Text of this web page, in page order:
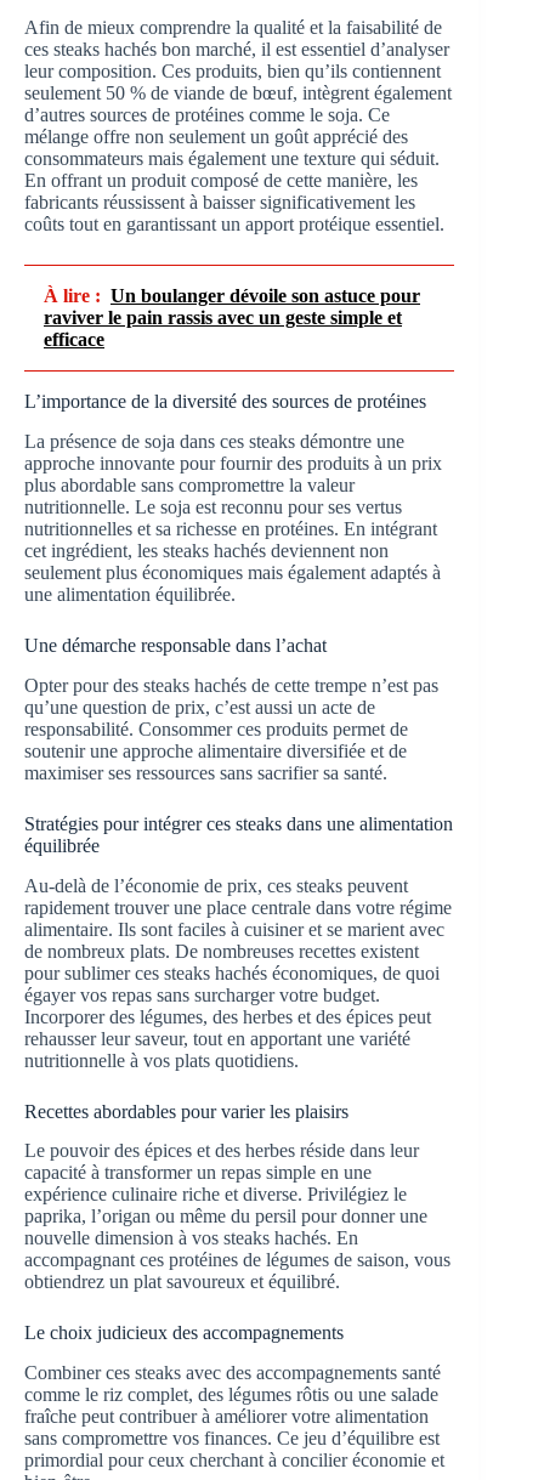
Afin de mieux comprendre la qualité et la faisabilité de
ces steaks hachés bon marché, il est essentiel d’analyser
leur composition. Ces produits, bien qu’ils contiennent
seulement 50 % de viande de bœuf, intègrent également
d’autres sources de protéines comme le soja. Ce
mélange offre non seulement un goût apprécié des
consommateurs mais également une texture qui séduit.
En offrant un produit composé de cette manière, les
fabricants réussissent à baisser significativement les
coûts tout en garantissant un apport protéique essentiel.
À lire : Un boulanger dévoile son astuce pour
raviver le pain rassis avec un geste simple et
efficace
L’importance de la diversité des sources de protéines
La présence de soja dans ces steaks démontre une
approche innovante pour fournir des produits à un prix
plus abordable sans compromettre la valeur
nutritionnelle. Le soja est reconnu pour ses vertus
nutritionnelles et sa richesse en protéines. En intégrant
cet ingrédient, les steaks hachés deviennent non
seulement plus économiques mais également adaptés à
une alimentation équilibrée.
Une démarche responsable dans l’achat
Opter pour des steaks hachés de cette trempe n’est pas
qu’une question de prix, c’est aussi un acte de
responsabilité. Consommer ces produits permet de
soutenir une approche alimentaire diversifiée et de
maximiser ses ressources sans sacrifier sa santé.
Stratégies pour intégrer ces steaks dans une alimentation
équilibrée
Au-delà de l’économie de prix, ces steaks peuvent
rapidement trouver une place centrale dans votre régime
alimentaire. Ils sont faciles à cuisiner et se marient avec
de nombreux plats. De nombreuses recettes existent
pour sublimer ces steaks hachés économiques, de quoi
égayer vos repas sans surcharger votre budget.
Incorporer des légumes, des herbes et des épices peut
rehausser leur saveur, tout en apportant une variété
nutritionnelle à vos plats quotidiens.
Recettes abordables pour varier les plaisirs
Le pouvoir des épices et des herbes réside dans leur
capacité à transformer un repas simple en une
expérience culinaire riche et diverse. Privilégiez le
paprika, l’origan ou même du persil pour donner une
nouvelle dimension à vos steaks hachés. En
accompagnant ces protéines de légumes de saison, vous
obtiendrez un plat savoureux et équilibré.
Le choix judicieux des accompagnements
Combiner ces steaks avec des accompagnements santé
comme le riz complet, des légumes rôtis ou une salade
fraîche peut contribuer à améliorer votre alimentation
sans compromettre vos finances. Ce jeu d’équilibre est
primordial pour ceux cherchant à concilier économie et